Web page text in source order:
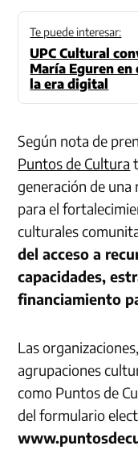
Te puede interesar:
UPC Cultural
María Eguren en
la era digital
Según nota de
Puntos de Cultura
generación de
para el
culturales
del acceso a
capacidades,
financiamiento
Las
agrupaciones
como Puntos de
del formulario